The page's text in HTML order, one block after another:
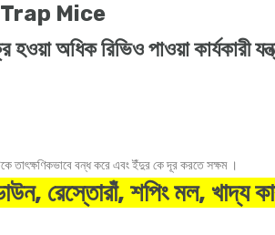
Mice
অধিক রিভিও পাওয়া কার্যকারী
তাৎক্ষণিকভাবে বন্ধ করে এবং ইঁদুর কে দূর করতে সক্ষম ।
রেস্তোরাঁ, শপিং মল, খাদ্য